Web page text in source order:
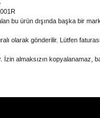
bu ürün dışında başka bir
olarak gönderilir. Lütfen
İzin almaksızın kopyalanamaz,